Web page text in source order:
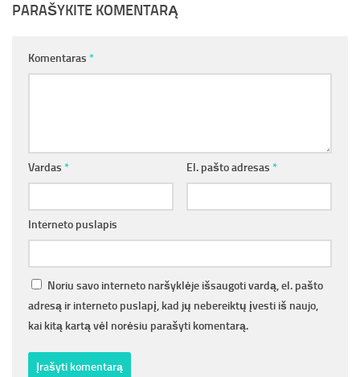
PARAŠYKITE KOMENTARĄ
Komentaras *
Vardas * El. pašto adresas *
Interneto puslapis
Noriu savo interneto naršyklėje išsaugoti vardą, el. pašto
adresą ir interneto puslapį, kad jų nebereiktų įvesti iš naujo,
kai kitą kartą vėl norėsiu parašyti komentarą.